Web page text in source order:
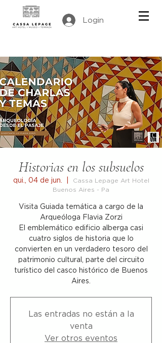
Login
Historias en los subsuelos
qui., 04 de jun.
Cassa Lepage Art Hotel
Buenos Aires - Pa
Visita Guiada temática a cargo de la
Arqueóloga Flavia Zorzi
El emblemático edificio alberga casi
cuatro siglos de historia que lo
convierten en un verdadero tesoro del
patrimonio cultural, parte del circuito
turístico del casco histórico de Buenos
Aires.
Las entradas no están a la
venta
Ver otros eventos